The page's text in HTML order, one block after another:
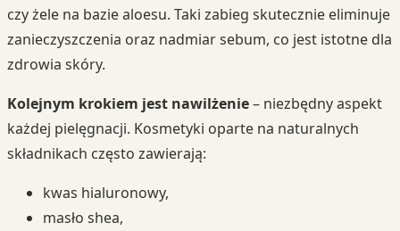
czy żele na bazie aloesu. Taki zabieg skutecznie eliminuje
zanieczyszczenia oraz nadmiar sebum, co jest istotne dla
zdrowia skóry.
Kolejnym krokiem jest nawilżenie– niezbędny aspekt
każdej pielęgnacji. Kosmetyki oparte na naturalnych
składnikach często zawierają:
kwas hialuronowy,
masło shea,